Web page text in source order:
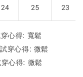
24 25 23
心得: 寬鬆
穿心得: 微鬆
心得: 微鬆